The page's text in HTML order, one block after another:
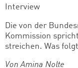
Interview
Die von der
Kommission
streichen. Was
Von Amina Nolte